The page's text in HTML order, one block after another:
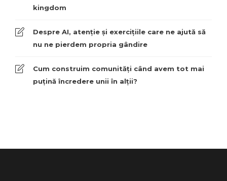
kingdom
Despre AI, atenție și exercițiile care ne ajută să
nu ne pierdem propria gândire
Cum construim comunități când avem tot mai
puțină încredere unii în alții?